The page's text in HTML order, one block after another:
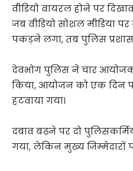
वीडियो वायरल होने पर
जब वीडियो सोशल मीडिया
पकड़ने लगा, तब पुलिस
देवभोग पुलिस ने चार
किया, आयोजन को एक दिन
हटवाया गया।
दबाव बढ़ने पर दो
गया, लेकिन मुख्य